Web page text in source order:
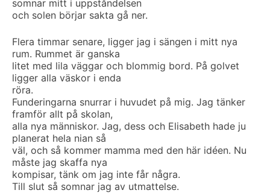
somnar mitt i uppståndelsen
och solen börjar sakta gå ner.
Flera timmar senare, ligger jag i sängen i mitt nya
rum. Rummet är ganska
litet med lila väggar och blommig bord. På golvet
ligger alla väskor i enda
röra.
Funderingarna snurrar i huvudet på mig. Jag tänker
framför allt på skolan,
alla nya människor. Jag, dess och Elisabeth hade ju
planerat hela nian så
väl, och så kommer mamma med den här idéen. Nu
måste jag skaffa nya
kompisar, tänk om jag inte får några.
Till slut så somnar jag av utmattelse.